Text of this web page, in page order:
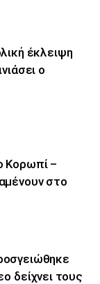
έκλειψη
ο
Κορωπί –
στο
δείχνει τους